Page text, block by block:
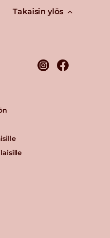
Takaisin ylös